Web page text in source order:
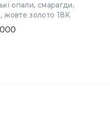
опали, смарагди,
жовте золото 18K